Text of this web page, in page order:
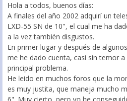
Hola a todos, buenos días:
A finales del año 2002 adquirí un
LXD-55 SN de 10", el cual me ha
a la vez también disgustos.
En primer lugar y después de
me he dado cuenta, casi sin temor
principal problema.
He leido en muchos foros que la
es muy justita, que maneja mucho